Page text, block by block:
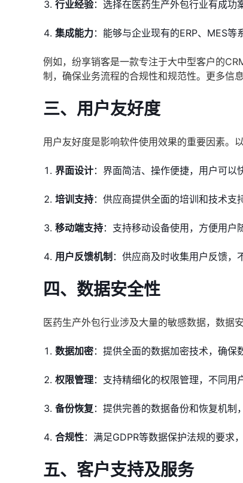
行业经验：选择在医药生产外包行业有成功
集成能力：能够与企业现有的ERP、MES等
例如，纷享销客是一款专注于大中型客户的
制，确保业务流程的合规性和规范性。更多信
三、用户友好度
用户友好度是影响软件使用效果的重要因素。
界面设计：界面简洁、操作便捷，用户可以
培训支持：供应商提供全面的培训和技术支
移动端支持：支持移动设备使用，方便用户
用户反馈机制 ：供应商及时收集用户反馈，
四、数据安全性
医药生产外包行业涉及大量的敏感数据，数据
数据加密：提供全面的数据加密技术，确保
权限管理：支持精细化的权限管理，不同用
备份恢复 ：提供完善的数据备份和恢复机制
合规性：满足GDPR等数据保护法规的要求
五、客户支持及服务